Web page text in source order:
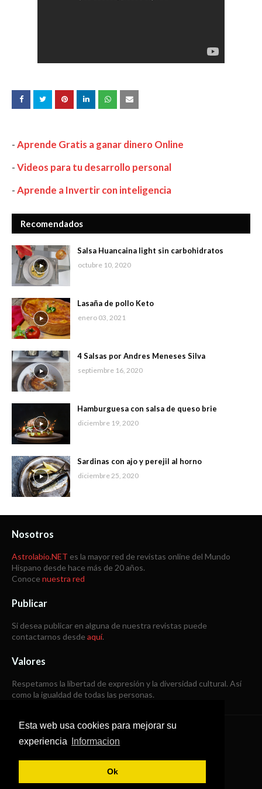
Esta web usa cookies para mejorar su
experiencia
Informacion
Ok
-Aprende Gratis a ganar dinero Online
-Videos para tu desarrollo personal
-Aprende a Invertir con inteligencia
Recomendados
Salsa Huancaina light sin carbohidratos
octubre 10, 2020
Lasaña de pollo Keto
enero 03, 2021
4 Salsas por Andres Meneses Silva
septiembre 16, 2020
Hamburguesa con salsa de queso brie
diciembre 19, 2020
Sardinas con ajo y perejil al horno
diciembre 25, 2020
Nosotros
Astrolabio.NET es la mayor red de revistas online del Mundo
Hispano desde hace más de 20 años.
Conoce nuestra red
Publicar
Si desea publicar en alguna de nuestra revistas puede
contactarnos desde aquí.
Valores
Respetamos la libertad de expresión y la diversidad cultural. Así
como la igualdad de todas las personas.
Copyright © 1998 -